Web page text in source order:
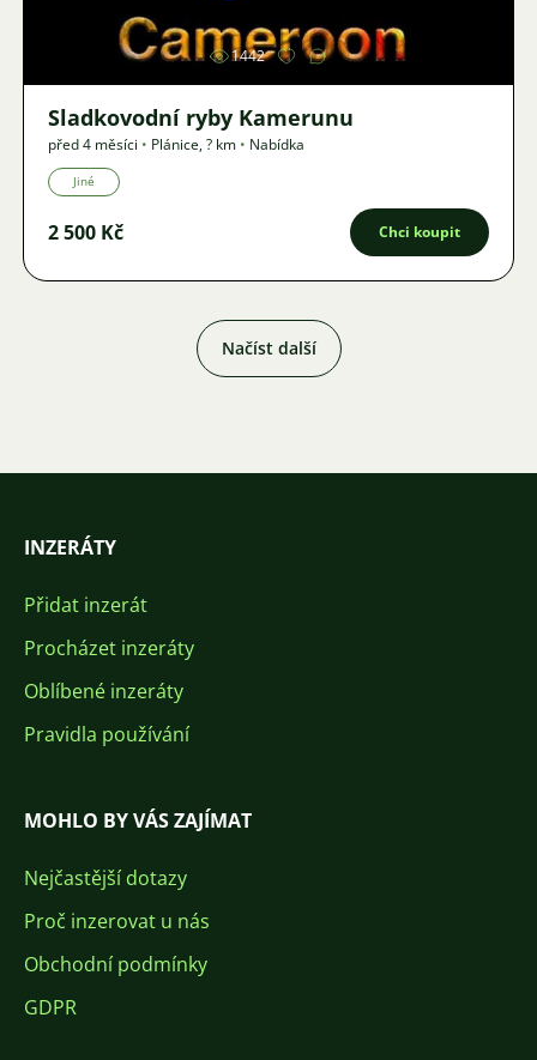
1442
Sladkovodní ryby Kamerunu
před 4 měsíci • Plánice,? km • Nabídka
Jiné
2 500 Kč Chci koupit
Načíst další
INZERÁTY
Přidat inzerát
Procházet inzeráty
Oblíbené inzeráty
Pravidla používání
MOHLO BY VÁS ZAJÍMAT
Nejčastější dotazy
Proč inzerovat u nás
Obchodní podmínky
GDPR